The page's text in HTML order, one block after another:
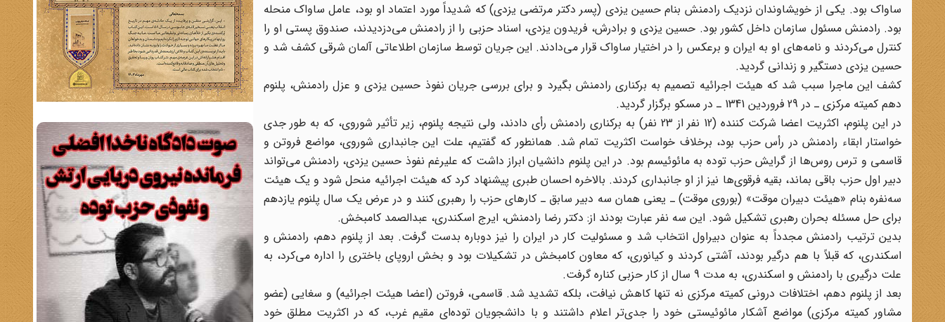
ساواک بود. یکی از خویشاوندان نزدیک رادمنش بنام حسین یزدی (پسر دکتر مرتضی یزدی) که شدیداً مورد اعتماد او بود، عامل ساواک منحله
بود. رادمنش مسئول سازمان داخل کشور بود. حسین یزدی و برادرش، فریدون یزدی، اسناد حزبی را از رادمنش می‌دزدیدند، صندوق پستی او را
کنترل می‌کردند و نامه‌های او به ایران و برعکس را در اختیار ساواک قرار می‌دادند. این جریان توسط سازمان اطلاعاتی آلمان شرقی کشف شد و
حسین یزدی دستگیر و زندانی گردید.
کشف این ماجرا سبب شد که هیئت اجرائیه تصمیم به برکناری رادمنش بگیرد و برای بررسی جریان نفوذ حسین یزدی و عزل رادمنش، پلنوم
دهم کمیته مرکزی ـ در 29 فروردین 1341 ـ در مسکو برگزار گردید.
در این پلنوم، اکثریت اعضا شرکت کننده (12 نفر از 23 نفر) به برکناری رادمنش رأی دادند، ولی نتیجه پلنوم، زیر تأثیر شوروی، که به طور جدی
خواستار ابقاء رادمنش در رأس حزب بود، برخلاف خواست اکثریت تمام شد. همانطور که گفتیم، علت این جانبداری شوروی، مواضع فروتن و
قاسمی و ترس روس‌ها از گرایش حزب توده به مائوئیسم بود. در این پلنوم دانشیان ابراز داشت که علیرغم نفوذ حسین یزدی، رادمنش می‌تواند
دبیر اول حزب باقی بماند، بقیه فرقوی‌ها نیز از او جانبداری کردند. بالاخره احسان طبری پیشنهاد کرد که هیئت اجرائیه منحل شود و یک هیئت
سه‌نفره بنام «هیئت دبیران موقت» (بوروی موقت) ـ یعنی همان سه دبیر سابق ـ کارهای حزب را رهبری کنند و در عرض یک سال پلنوم یازدهم
برای حل مسئله بحران رهبری تشکیل شود. این سه نفر عبارت بودند از: دکتر رضا رادمنش، ایرج اسکندری، عبدالصمد کامبخش.
بدین ترتیب رادمنش مجدداً به عنوان دبیراول انتخاب شد و مسئولیت کار در ایران را نیز دوباره بدست گرفت. بعد از پلنوم دهم، رادمنش و
اسکندری، که قبلاً با هم درگیر بودند، آشتی کردند و کیانوری، که معاون کامبخش در تشکیلات بود و بخش اروپای باختری را اداره می‌کرد، به
علت درگیری با رادمنش و اسکندری، به مدت 9 سال از کار حزبی کناره گرفت.
بعد از پلنوم دهم، اختلافات درونی کمیته مرکزی نه تنها کاهش نیافت، بلکه تشدید شد. قاسمی، فروتن (اعضا هیئت اجرائیه) و سغایی (عضو
مشاور کمیته مرکزی) مواضع آشکار مائوئیستی خود را جدی‌تر اعلام داشتند و با دانشجویان توده‌ای مقیم غرب، که در اکثریت مطلق خود